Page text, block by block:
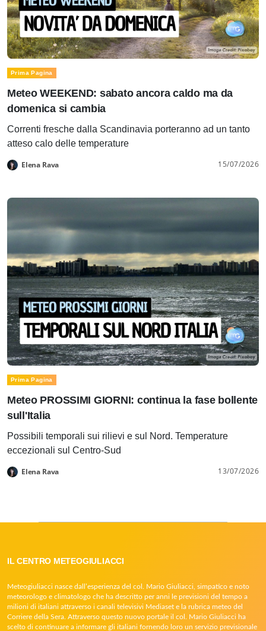
Prima Pagina
Meteo WEEKEND: sabato ancora caldo ma da
domenica si cambia
Correnti fresche dalla Scandinavia porteranno ad un tanto
atteso calo delle temperature
Elena Rava 15/07/2026
Prima Pagina
Meteo PROSSIMI GIORNI: continua la fase bollente
sull'Italia
Possibili temporali sui rilievi e sul Nord. Temperature
eccezionali sul Centro-Sud
Elena Rava 13/07/2026
IL CENTRO METEOGIULIACCI
Meteogiuliacci nasce dall’esperienza del col. Mario Giuliacci, simpatico e noto
meteorologo e climatologo che ha descritto per anni le previsioni del tempo a
milioni di italiani attraverso i canali televisivi Mediaset e la rubrica meteo del
Corriere della Sera. Attraverso questo nuovo portale il col. Mario Giuliacci ha
scelto di continuare a informare gli italiani fornendo loro un servizio previsionale